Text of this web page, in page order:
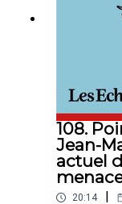
108.
Jean-
actuel
20:14